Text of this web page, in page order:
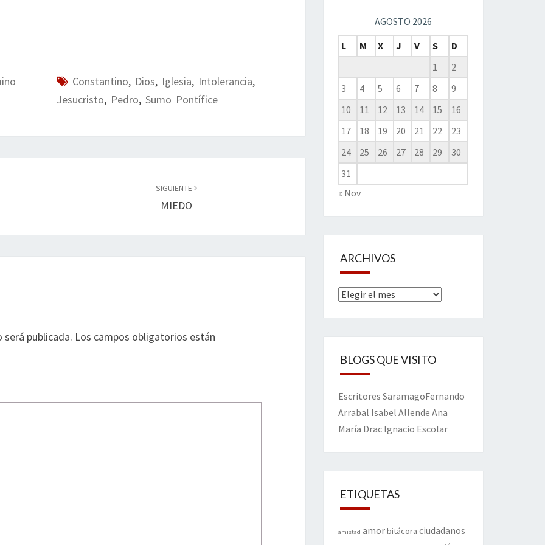
Constantino, Dios, Iglesia, Intolerancia,
Jesucristo, Pedro, Sumo Pontífice
SIGUIENTE
MIEDO
publicada. Los campos obligatorios están
AGOSTO 2026
L
M X J V S
D
1
2
3
4 5 6 7 8
9
10
11 12 13 14 15
16
17
18 19 20 21 22
23
24
25 26 27 28 29
30
31
« Nov
ARCHIVOS
Archivos
BLOGS QUE VISITO
Escritores SaramagoFernando
Arrabal Isabel Allende Ana
María Drac Ignacio Escolar
ETIQUETAS
amistad amorbitácora ciudadanos